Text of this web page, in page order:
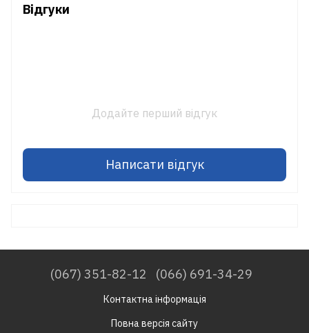
Відгуки
Додайте перший відгук
Написати відгук
(067) 351-82-12 (066) 691-34-29
Контактна інформація
Повна версія сайту